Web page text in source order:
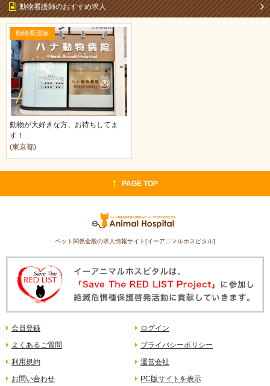
動物看護師のおすすめ求人
動物看護師
動物が大好きな方、お待ちしてま
す！
(東京都)
PAGE TOP
ペット関係全般の求人情報サイト[イーアニマルホスピタル]
会員登録
ログイン
よくあるご質問
プライバシーポリシー
利用規約
運営会社
お問い合わせ
PC版サイトを表示